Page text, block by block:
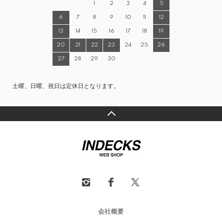
1 2 3 4 5
6 7 8 9 10 11 12
13 14 15 16 17 18 19
20 21 22 23 24 25 26
27 28 29 30
土曜、日曜、祝日は定休日となります。
会社概要